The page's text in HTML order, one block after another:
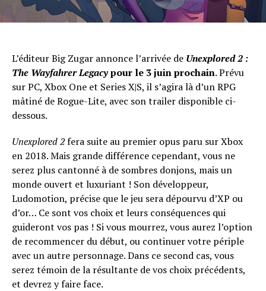
L’éditeur Big Zugar annonce l’arrivée de Unexplored 2 :
The Wayfahrer Legacypour le 3 juin prochain. Prévu
sur PC, Xbox One et Series X|S, il s’agira là d’un RPG
mâtiné de Rogue-Lite, avec son trailer disponible ci-
dessous.
Unexplored 2fera suite au premier opus paru sur Xbox
en 2018. Mais grande différence cependant, vous ne
serez plus cantonné à de sombres donjons, mais un
monde ouvert et luxuriant ! Son développeur,
Ludomotion, précise que le jeu sera dépourvu d’XP ou
d’or… Ce sont vos choix et leurs conséquences qui
guideront vos pas ! Si vous mourrez, vous aurez l’option
de recommencer du début, ou continuer votre périple
avec un autre personnage. Dans ce second cas, vous
serez témoin de la résultante de vos choix précédents,
et devrez y faire face.